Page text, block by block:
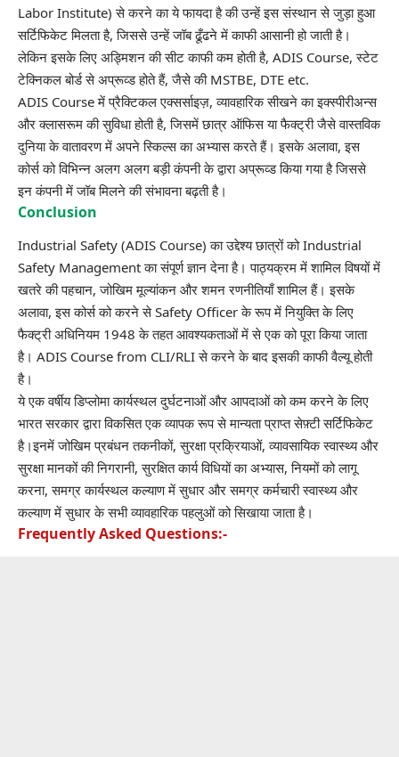
Labor Institute) से करने का ये फायदा है की उन्हें इस संस्थान से जुड़ा हुआ
सर्टिफिकेट मिलता है, जिससे उन्हें जॉब ढूँढने में काफी आसानी हो जाती है।
लेकिन इसके लिए अड्मिशन की सीट काफी कम होती है, ADIS Course, स्टेट
टेक्निकल बोर्ड से अप्रूव्ड होते हैं, जैसे की MSTBE, DTE etc.
ADIS Course में प्रैक्टिकल एक्सर्साइज़, व्यावहारिक सीखने का इक्स्पीरीअन्स
और क्लासरूम की सुविधा होती है, जिसमें छात्र ऑफिस या फैक्ट्री जैसे वास्तविक
दुनिया के वातावरण में अपने स्किल्स का अभ्यास करते हैं। इसके अलावा, इस
कोर्स को विभिन्न अलग अलग बड़ी कंपनी के द्वारा अप्रूव्ड किया गया है जिससे
इन कंपनी में जॉब मिलने की संभावना बढ़ती है।
Conclusion
Industrial Safety (ADIS Course) का उद्देश्य छात्रों को Industrial
Safety Management का संपूर्ण ज्ञान देना है। पाठ्यक्रम में शामिल विषयों में
खतरे की पहचान, जोखिम मूल्यांकन और शमन रणनीतियाँ शामिल हैं। इसके
अलावा, इस कोर्स को करने से Safety Officer के रूप में नियुक्ति के लिए
फैक्ट्री अधिनियम 1948 के तहत आवश्यकताओं में से एक को पूरा किया जाता
है। ADIS Course from CLI/RLI से करने के बाद इसकी काफी वैल्यू होती
है।
ये एक वर्षीय डिप्लोमा कार्यस्थल दुर्घटनाओं और आपदाओं को कम करने के लिए
भारत सरकार द्वारा विकसित एक व्यापक रूप से मान्यता प्राप्त सेफ़्टी सर्टिफिकेट
है।इनमें जोखिम प्रबंधन तकनीकों, सुरक्षा प्रक्रियाओं, व्यावसायिक स्वास्थ्य और
सुरक्षा मानकों की निगरानी, सुरक्षित कार्य विधियों का अभ्यास, नियमों को लागू
करना, समग्र कार्यस्थल कल्याण में सुधार और समग्र कर्मचारी स्वास्थ्य और
कल्याण में सुधार के सभी व्यावहारिक पहलुओं को सिखाया जाता है।
Frequently Asked Questions:-